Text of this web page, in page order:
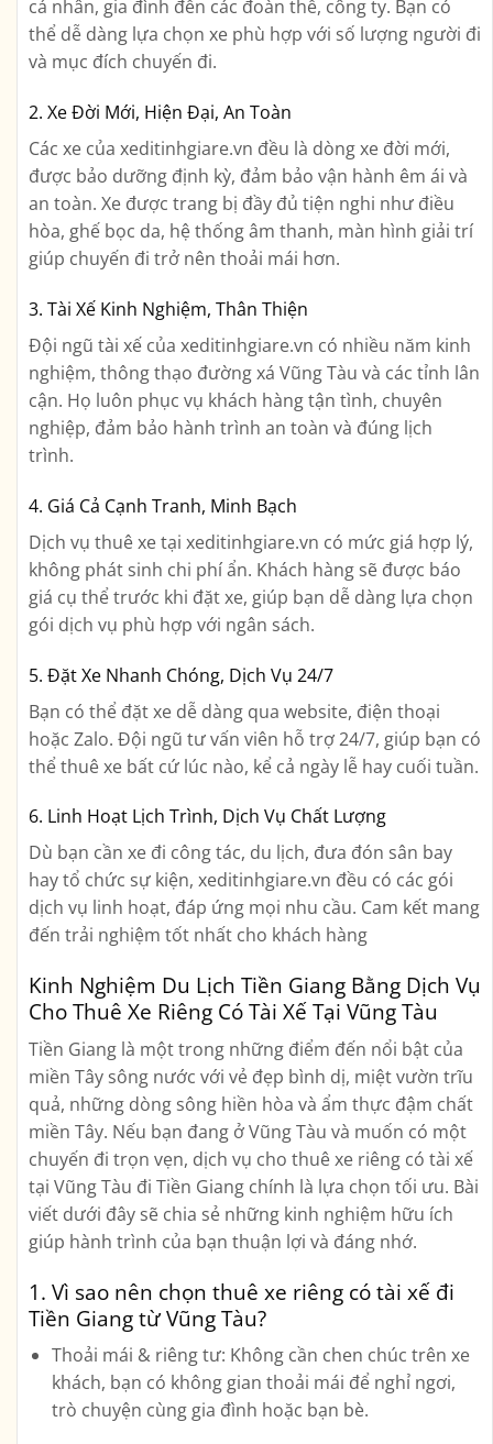
cá nhân, gia đình đến các đoàn thể, công ty. Bạn có
thể dễ dàng lựa chọn xe phù hợp với số lượng người đi
và mục đích chuyến đi.
2. Xe Đời Mới, Hiện Đại, An Toàn
Các xe của xeditinhgiare.vn đều là dòng xe đời mới,
được bảo dưỡng định kỳ, đảm bảo vận hành êm ái và
an toàn. Xe được trang bị đầy đủ tiện nghi như điều
hòa, ghế bọc da, hệ thống âm thanh, màn hình giải trí
giúp chuyến đi trở nên thoải mái hơn.
3. Tài Xế Kinh Nghiệm, Thân Thiện
Đội ngũ tài xế của xeditinhgiare.vn có nhiều năm kinh
nghiệm, thông thạo đường xá Vũng Tàu và các tỉnh lân
cận. Họ luôn phục vụ khách hàng tận tình, chuyên
nghiệp, đảm bảo hành trình an toàn và đúng lịch
trình.
4. Giá Cả Cạnh Tranh, Minh Bạch
Dịch vụ thuê xe tại xeditinhgiare.vn có mức giá hợp lý,
không phát sinh chi phí ẩn. Khách hàng sẽ được báo
giá cụ thể trước khi đặt xe, giúp bạn dễ dàng lựa chọn
gói dịch vụ phù hợp với ngân sách.
5. Đặt Xe Nhanh Chóng, Dịch Vụ 24/7
Bạn có thể đặt xe dễ dàng qua website, điện thoại
hoặc Zalo. Đội ngũ tư vấn viên hỗ trợ 24/7, giúp bạn có
thể thuê xe bất cứ lúc nào, kể cả ngày lễ hay cuối tuần.
6. Linh Hoạt Lịch Trình, Dịch Vụ Chất Lượng
Dù bạn cần xe đi công tác, du lịch, đưa đón sân bay
hay tổ chức sự kiện, xeditinhgiare.vn đều có các gói
dịch vụ linh hoạt, đáp ứng mọi nhu cầu. Cam kết mang
đến trải nghiệm tốt nhất cho khách hàng
Kinh Nghiệm Du Lịch Tiền Giang Bằng Dịch Vụ
Cho Thuê Xe Riêng Có Tài Xế Tại Vũng Tàu
Tiền Giang là một trong những điểm đến nổi bật của
miền Tây sông nước với vẻ đẹp bình dị, miệt vườn trĩu
quả, những dòng sông hiền hòa và ẩm thực đậm chất
miền Tây. Nếu bạn đang ở Vũng Tàu và muốn có một
chuyến đi trọn vẹn, dịch vụ cho thuê xe riêng có tài xế
tại Vũng Tàu đi Tiền Giang chính là lựa chọn tối ưu. Bài
viết dưới đây sẽ chia sẻ những kinh nghiệm hữu ích
giúp hành trình của bạn thuận lợi và đáng nhớ.
1. Vì sao nên chọn thuê xe riêng có tài xế đi
Tiền Giang từ Vũng Tàu?
Thoải mái & riêng tư: Không cần chen chúc trên xe
khách, bạn có không gian thoải mái để nghỉ ngơi,
trò chuyện cùng gia đình hoặc bạn bè.